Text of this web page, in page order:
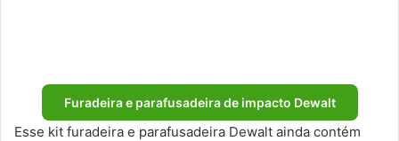
Furadeira e parafusadeira de impacto Dewalt
Esse kit furadeira e parafusadeira Dewalt ainda contém